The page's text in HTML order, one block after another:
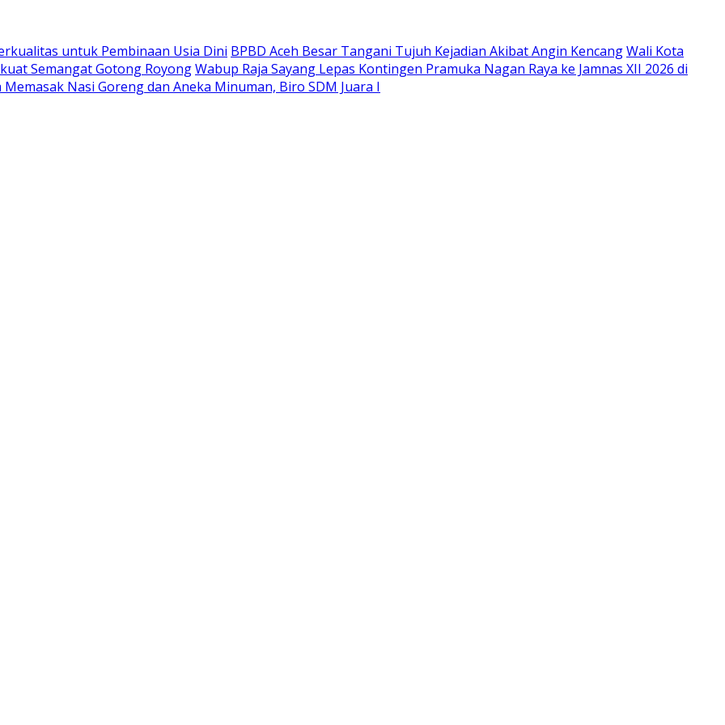
untuk Pembinaan Usia Dini BPBD Aceh Besar Tangani Tujuh Kejadian Akibat Angin KencangWali Kota
Semangat Gotong RoyongWabup Raja Sayang Lepas Kontingen Pramuka Nagan Raya ke Jamnas XII 2026 di
Nasi Goreng dan Aneka Minuman, Biro SDM Juara I